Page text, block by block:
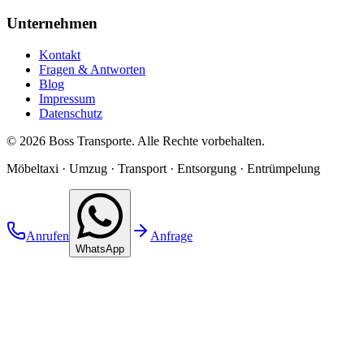
Unternehmen
Kontakt
Fragen & Antworten
Blog
Impressum
Datenschutz
© 2026 Boss Transporte. Alle Rechte vorbehalten.
Möbeltaxi · Umzug · Transport · Entsorgung · Entrümpelung
Anrufen
WhatsApp
Anfrage